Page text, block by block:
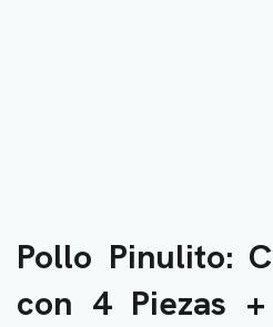
Pollo Pinulito:
con 4 Piezas